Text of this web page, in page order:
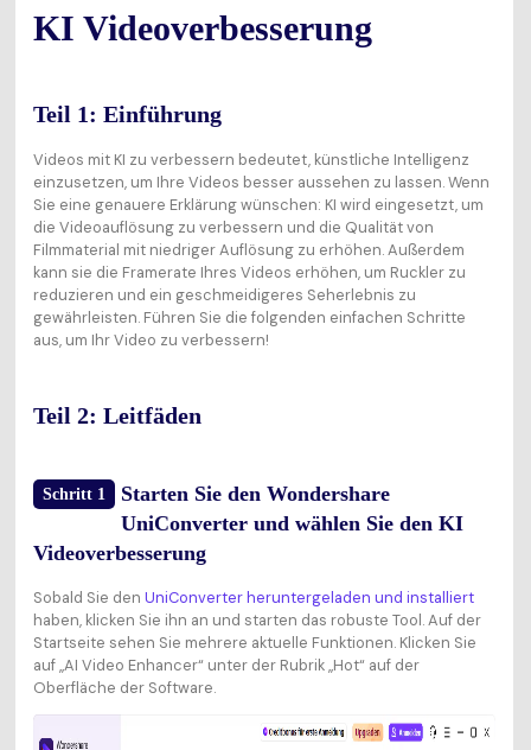
KI Videoverbesserung
Teil 1: Einführung
Videos mit KI zu verbessern bedeutet, künstliche Intelligenz
einzusetzen, um Ihre Videos besser aussehen zu lassen. Wenn
Sie eine genauere Erklärung wünschen: KI wird eingesetzt, um
die Videoauflösung zu verbessern und die Qualität von
Filmmaterial mit niedriger Auflösung zu erhöhen. Außerdem
kann sie die Framerate Ihres Videos erhöhen, um Ruckler zu
reduzieren und ein geschmeidigeres Seherlebnis zu
gewährleisten. Führen Sie die folgenden einfachen Schritte
aus, um Ihr Video zu verbessern!
Teil 2: Leitfäden
Schritt 1
Starten Sie den Wondershare
UniConverter und wählen Sie den KI
Videoverbesserung
Sobald Sie den UniConverter heruntergeladen und installiert
haben, klicken Sie ihn an und starten das robuste Tool. Auf der
Startseite sehen Sie mehrere aktuelle Funktionen. Klicken Sie
auf „AI Video Enhancer“ unter der Rubrik „Hot“ auf der
Oberfläche der Software.